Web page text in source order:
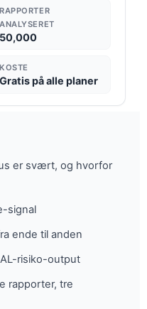
RAPPORTER
ANALYSERET
50,000
KOSTE
Gratis på alle planer
er svært, og hvorfor
signal
ende til anden
risiko-output
rapporter, tre